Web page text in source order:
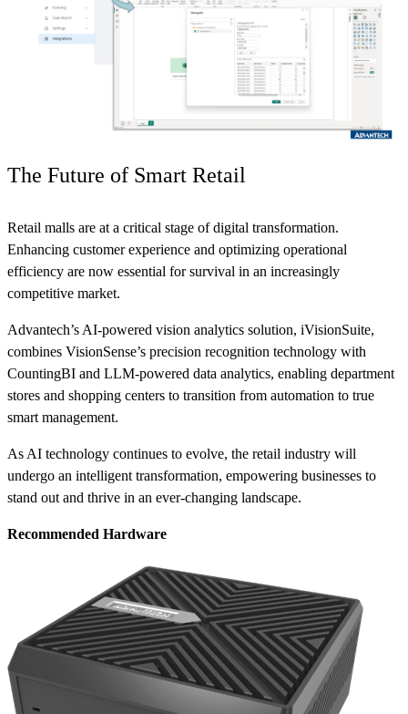
The Future of Smart Retail
Retail malls are at a critical stage of digital transformation.
Enhancing customer experience and optimizing operational
efficiency are now essential for survival in an increasingly
competitive market.
Advantech’s AI-powered vision analytics solution, iVisionSuite,
combines VisionSense’s precision recognition technology with
CountingBI and LLM-powered data analytics, enabling department
stores and shopping centers to transition from automation to true
smart management.
As AI technology continues to evolve, the retail industry will
undergo an intelligent transformation, empowering businesses to
stand out and thrive in an ever-changing landscape.
Recommended Hardware